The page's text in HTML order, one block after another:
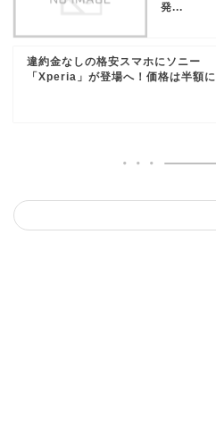
発...
違約金なしの格安スマホにソニー
「Xperia」が登場へ！価格は半額に